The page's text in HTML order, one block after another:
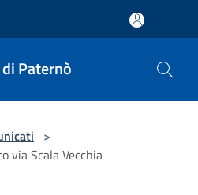
Paternò
>
via Scala Vecchia